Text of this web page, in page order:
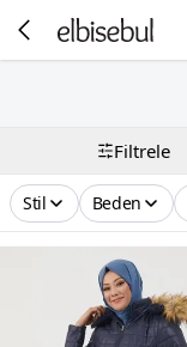
Filtrele
Stil Beden